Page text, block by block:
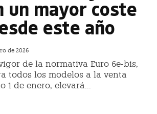
un mayor coste
este año
de 2026
de la normativa Euro 6e-bis,
todos los modelos a la venta
1 de enero, elevará...